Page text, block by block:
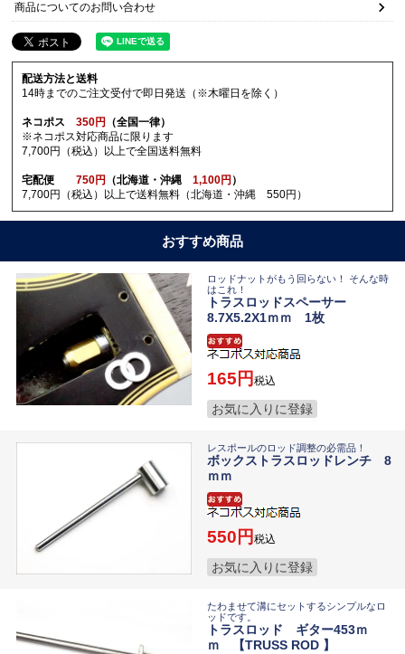
商品についてのお問い合わせ
配送方法と送料
14時までのご注文受付で即日発送（※木曜日を除く）
ネコポス350円
（全国一律）
※ネコポス対応商品に限ります
7,700円（税込）以上で全国送料無料
宅配便750円 （北海道・沖縄1,100円 ）
7,700円（税込）以上で送料無料（北海道・沖縄 550円）
おすすめ商品
ロッドナットがもう回らない！ そんな時
はこれ！
トラスロッドスペーサー
8.7X5.2X1ｍｍ 1枚
165 税込
お気に入りに登録
レスポールのロッド調整の必需品！
ボックストラスロッドレンチ 8
ｍｍ
550 税込
お気に入りに登録
たわませて溝にセットするシンプルなロ
ッドです。
トラスロッド ギター453ｍ
ｍ 【TRUSS ROD 】